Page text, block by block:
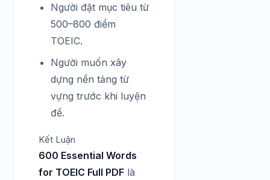
Người đặt mục tiêu từ
500–800 điểm
TOEIC.
Người muốn xây
dựng nền tảng từ
vựng trước khi luyện
đề.
Kết Luận
600 Essential Words
for TOEIC Full PDF là